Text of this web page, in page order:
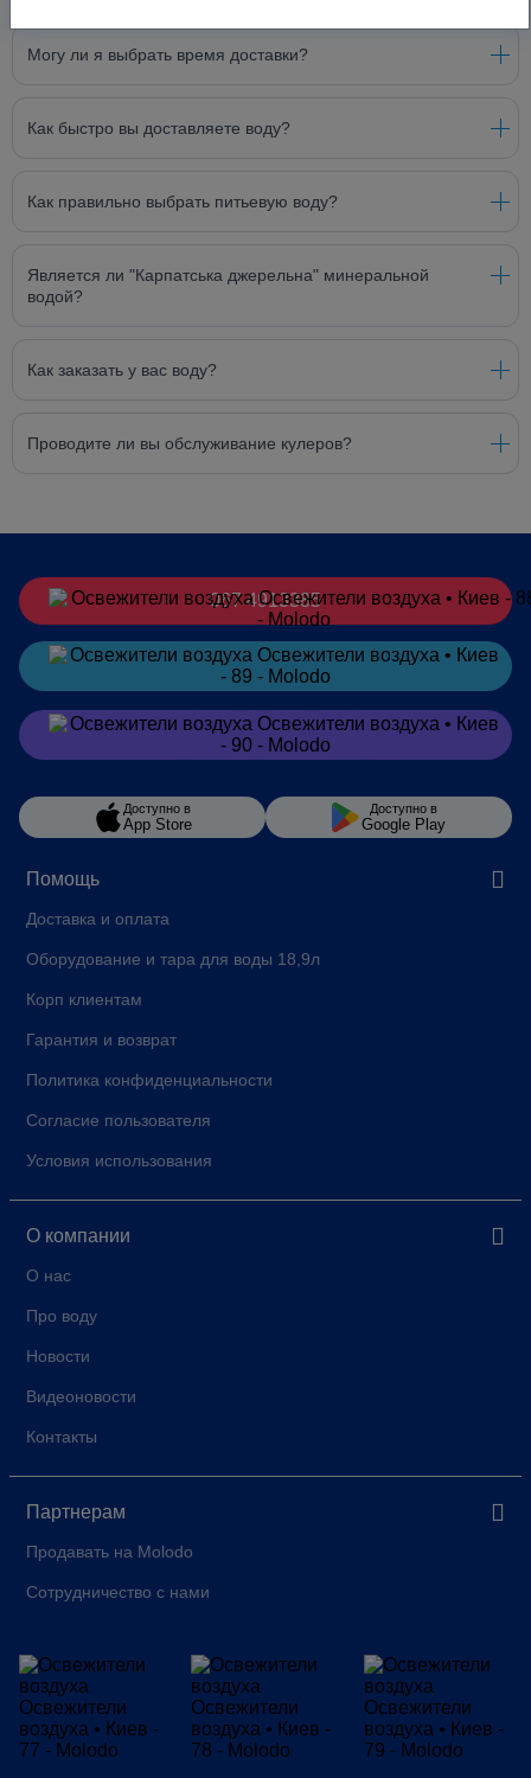
Могу ли я выбрать время доставки?
Как быстро вы доставляете воду?
Как правильно выбрать питьевую воду?
Является ли "Карпатська джерельна" минеральной
водой?
Как заказать у вас воду?
Проводите ли вы обслуживание кулеров?
Помощь
Доставка и оплата
Оборудование и тара для воды 18,9л
Корп клиентам
Гарантия и возврат
Политика конфиденциальности
Согласие пользователя
Условия использования
О компании
О нас
Про воду
Новости
Видеоновости
Контакты
Партнерам
Продавать на Molodo
Сотрудничество с нами
067 4913385
Заказатьв Telegram
Заказатьв Viber
Доступно в
App Store
Доступно в
Google Play